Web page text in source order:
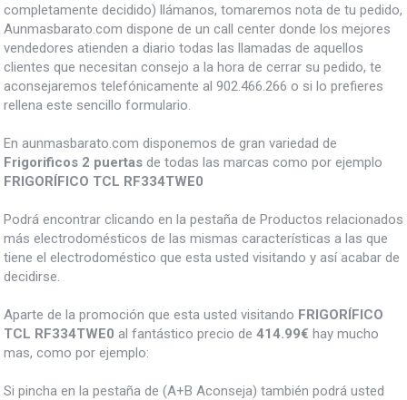
completamente decidido) llámanos, tomaremos nota de tu pedido,
Aunmasbarato.com dispone de un call center donde los mejores
vendedores atienden a diario todas las llamadas de aquellos
clientes que necesitan consejo a la hora de cerrar su pedido, te
aconsejaremos telefónicamente al 902.466.266 o si lo prefieres
rellena este sencillo formulario.
En aunmasbarato.com disponemos de gran variedad de
Frigorificos 2 puertas de todas las marcas como por ejemplo
FRIGORÍFICO TCL RF334TWE0
Podrá encontrar clicando en la pestaña de Productos relacionados
más electrodomésticos de las mismas características a las que
tiene el electrodoméstico que esta usted visitando y así acabar de
decidirse.
Aparte de la promoción que esta usted visitando FRIGORÍFICO
TCL RF334TWE0 al fantástico precio de 414.99€ hay mucho
mas, como por ejemplo:
Si pincha en la pestaña de (A+B Aconseja) también podrá usted